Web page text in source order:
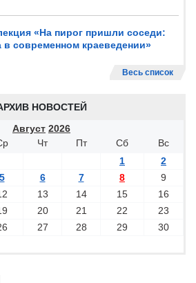
«На пирог пришли соседи:
в современном краеведении»
Весь список
НОВОСТЕЙ
Август 2026
Чт Пт Сб
Вс
1
2
5 6 7 8
9
13 14 15
16
20 21 22
23
27 28 29
30